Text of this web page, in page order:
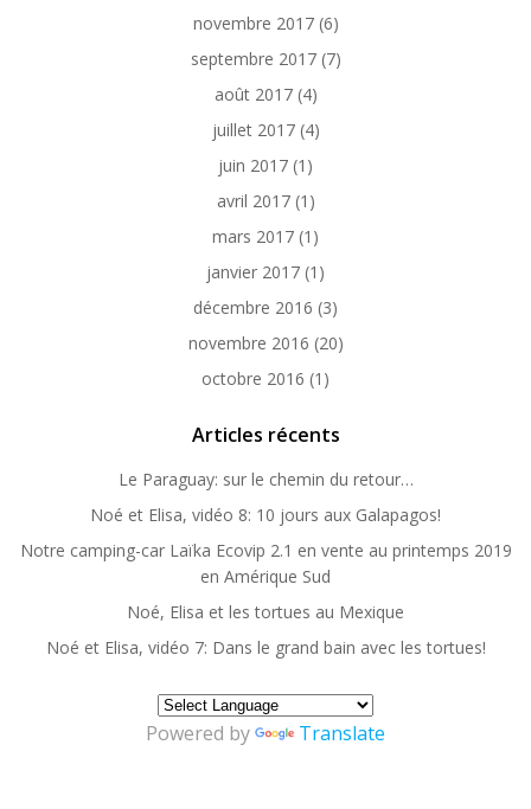
novembre 2017(6)
septembre 2017(7)
août 2017(4)
juillet 2017(4)
juin 2017 (1)
avril 2017(1)
mars 2017 (1)
janvier 2017 (1)
décembre 2016 (3)
novembre 2016 (20)
octobre 2016 (1)
Articles récents
Le Paraguay: sur le chemin du retour…
Noé et Elisa, vidéo 8: 10 jours aux Galapagos!
Notre camping-car Laïka Ecovip 2.1 en vente au printemps 2019
en Amérique Sud
Noé, Elisa et les tortues au Mexique
Noé et Elisa, vidéo 7: Dans le grand bain avec les tortues!
Powered by Translate